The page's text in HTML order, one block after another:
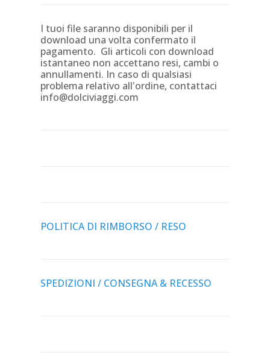
I tuoi file saranno disponibili per il
download una volta confermato il
pagamento. Gli articoli con download
istantaneo non accettano resi, cambi o
annullamenti. In caso di qualsiasi
problema relativo all'ordine, contattaci
info@dolciviaggi.com
POLITICA DI RIMBORSO / RESO
SPEDIZIONI / CONSEGNA & RECESSO